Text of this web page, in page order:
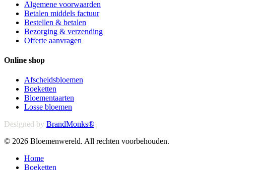
Algemene voorwaarden
Betalen middels factuur
Bestellen & betalen
Bezorging & verzending
Offerte aanvragen
Online shop
Afscheidsbloemen
Boeketten
Bloementaarten
Losse bloemen
Designed by BrandMonks®
© 2026 Bloemenwereld. All rechten voorbehouden.
Close
Menu
Home
Boeketten